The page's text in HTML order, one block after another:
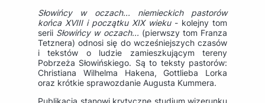
Słowińcy w oczach... niemieckich pastorów
końca XVIII i początku XIX wieku- kolejny tom
serii Słowińcy w oczach... (pierwszy tom Franza
Tetznera) odnosi się do wcześniejszych czasów
i tekstów o ludzie zamieszkującym tereny
Pobrzeża Słowińskiego. Są to teksty pastorów:
Christiana Wilhelma Hakena, Gottlieba Lorka
oraz krótkie sprawozdanie Augusta Kummera.
Publikacja stanowi krytyczne studium wizerunku